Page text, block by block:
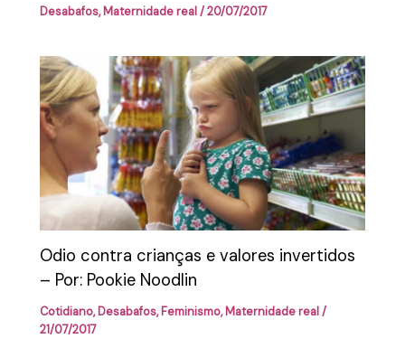
Desabafos,Maternidade real/20/07/2017
Odio contra crianças e valores invertidos
– Por: Pookie Noodlin
Cotidiano,Desabafos,Feminismo,Maternidade real/
21/07/2017